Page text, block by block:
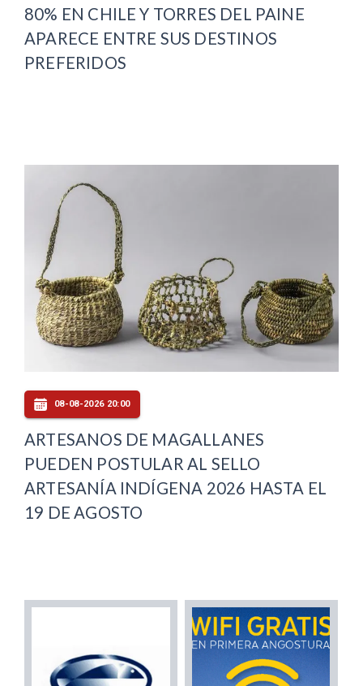
80% EN CHILE Y TORRES DEL PAINE
APARECE ENTRE SUS DESTINOS
PREFERIDOS
08-08-2026 20:00
ARTESANOS DE MAGALLANES
PUEDEN POSTULAR AL SELLO
ARTESANÍA INDÍGENA 2026 HASTA EL
19 DE AGOSTO